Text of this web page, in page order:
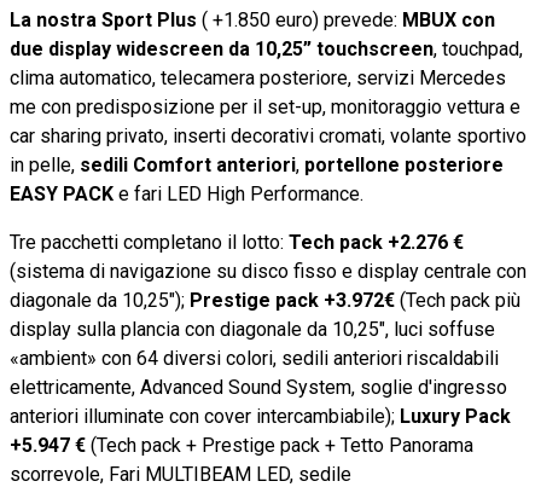
La nostra Sport Plus ( +1.850 euro) prevede: MBUX con
due display widescreen da 10,25” touchscreen, touchpad,
clima automatico, telecamera posteriore, servizi Mercedes
me con predisposizione per il set-up, monitoraggio vettura e
car sharing privato, inserti decorativi cromati, volante sportivo
in pelle, sedili Comfort anteriori, portellone posteriore
EASY PACK e fari LED High Performance.
Tre pacchetti completano il lotto: Tech pack +2.276 €
(sistema di navigazione su disco fisso e display centrale con
diagonale da 10,25"); Prestige pack +3.972€ (Tech pack più
display sulla plancia con diagonale da 10,25", luci soffuse
«ambient» con 64 diversi colori, sedili anteriori riscaldabili
elettricamente, Advanced Sound System, soglie d'ingresso
anteriori illuminate con cover intercambiabile); Luxury Pack
+5.947 € (Tech pack + Prestige pack + Tetto Panorama
scorrevole, Fari MULTIBEAM LED, sedile